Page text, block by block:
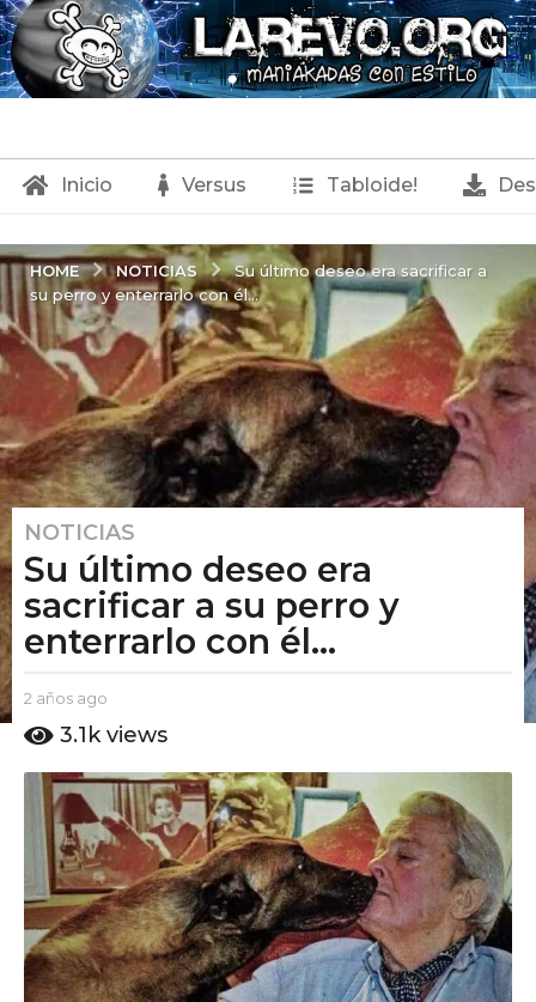
Inicio Versus Tabloide!
HOME NOTICIAS
Su último deseo era sacrificar a
su perro y enterrarlo con él...
2
a
o
s
g
o
s
a
g
o
NOTICIAS
Su último deseo era
sacrificar a su perro y
enterrarlo con él...
b
E
A
m
o
2 años ago
ñ
s
a
g
o
3.1k views